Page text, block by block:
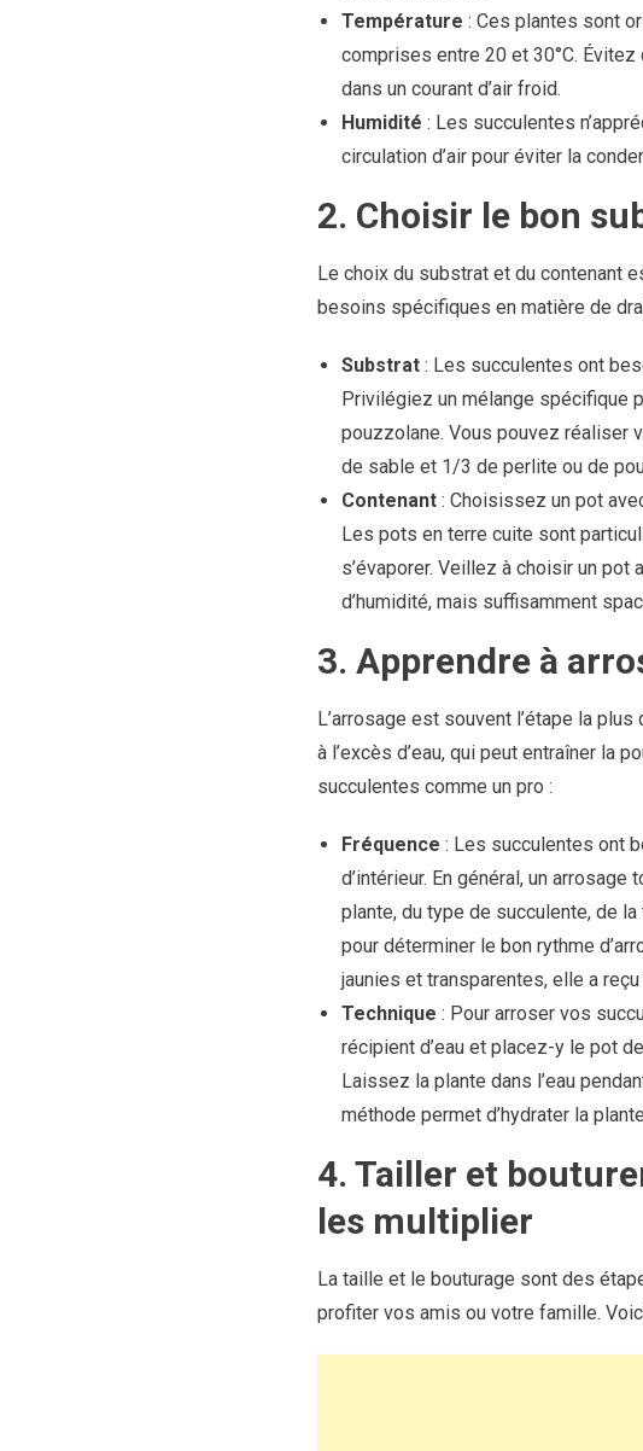
Température : Ces plantes sont
comprises entre 20 et 30°C. Évitez
dans un courant d’air froid.
Humidité : Les succulentes
circulation d’air pour éviter la
2. Choisir le bon
Le choix du substrat et du contenant
besoins spécifiques en matière de
Substrat: Les succulentes ont
Privilégiez un mélange spécifique
pouzzolane. Vous pouvez réaliser
de sable et 1/3 de perlite ou de
Contenant: Choisissez un pot
Les pots en terre cuite sont
s’évaporer. Veillez à choisir un
d’humidité, mais suffisamment
3. Apprendre à
L’arrosage est souvent l’étape la
à l’excès d’eau, qui peut entraîner la
succulentes comme un pro :
Fréquence : Les succulentes ont
d’intérieur. En général, un
plante, du type de succulente, de
pour déterminer le bon rythme
jaunies et transparentes, elle a reçu
Technique : Pour arroser vos
récipient d’eau et placez-y le pot
Laissez la plante dans l’eau
méthode permet d’hydrater la
4. Tailler et
les multiplier
La taille et le bouturage sont des
profiter vos amis ou votre famille.